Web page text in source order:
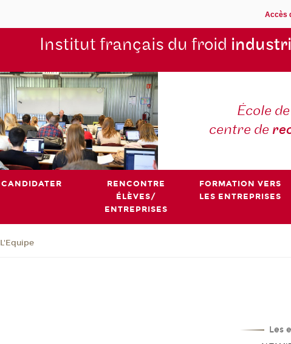
Accès
Institut français du froid
École
centre de
CANDIDATER
RENCONTRE
ÉLÈVES/
ENTREPRISES
FORMATION VERS
LES ENTREPRISES
L'Equipe
Les